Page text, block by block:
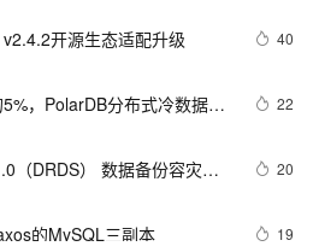
开源生态适配升级 40
，PolarDB分布式冷数据归
22
（DRDS） 数据备份容灾解
20
的MySQL三副本 19